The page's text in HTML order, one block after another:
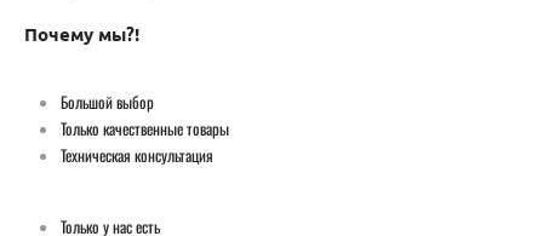
Почему мы?!
Большой выбор
Только качественные товары
Техническая консультация
Только у нас есть